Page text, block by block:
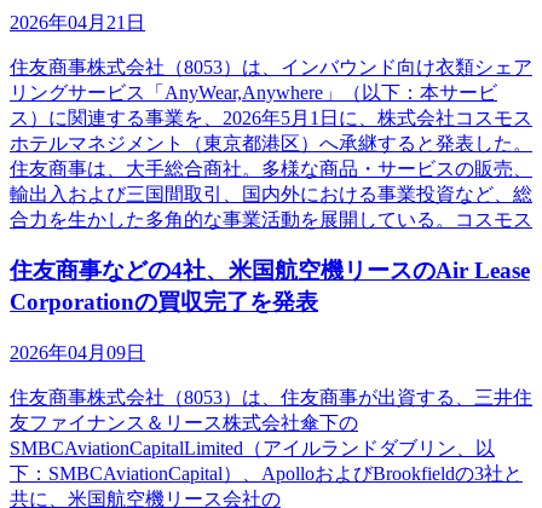
2026年04月21日
住友商事株式会社（8053）は、インバウンド向け衣類シェア
リングサービス「AnyWear,Anywhere」（以下：本サービ
ス）に関連する事業を、2026年5月1日に、株式会社コスモス
ホテルマネジメント（東京都港区）へ承継すると発表した。
住友商事は、大手総合商社。多様な商品・サービスの販売、
輸出入および三国間取引、国内外における事業投資など、総
合力を生かした多角的な事業活動を展開している。コスモス
住友商事などの4社、米国航空機リースのAir Lease
Corporationの買収完了を発表
2026年04月09日
住友商事株式会社（8053）は、住友商事が出資する、三井住
友ファイナンス＆リース株式会社傘下の
SMBCAviationCapitalLimited（アイルランドダブリン、以
下：SMBCAviationCapital）、ApolloおよびBrookfieldの3社と
共に、米国航空機リース会社の